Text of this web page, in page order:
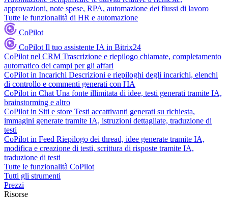
approvazioni, note spese, RPA, automazione dei flussi di lavoro
Tutte le funzionalità di HR e automazione
CoPilot
CoPilot Il tuo assistente IA in Bitrix24
CoPilot nel CRM Trascrizione e riepilogo chiamate, completamento
automatico dei campi per gli affari
CoPilot in Incarichi Descrizioni e riepiloghi degli incarichi, elenchi
di controllo e commenti generati con l'IA
CoPilot in Chat Una fonte illimitata di idee, testi generati tramite IA,
brainstorming e altro
CoPilot in Siti e store Testi accattivanti generati su richiesta,
immagini generate tramite IA, istruzioni dettagliate, traduzione di
testi
CoPilot in Feed Riepilogo dei thread, idee generate tramite IA,
modifica e creazione di testi, scrittura di risposte tramite IA,
traduzione di testi
Tutte le funzionalità CoPilot
Tutti gli strumenti
Prezzi
Risorse